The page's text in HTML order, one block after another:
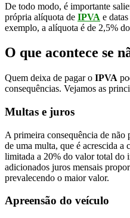
De todo modo, é importante
própria alíquota de IPVA e
exemplo, a alíquota é de 2,5%
O que acontece se
Quem deixa de pagar o IPVA
consequências. Vejamos as
Multas e juros
A primeira consequência de não
de uma multa, que é acrescida a
limitada a 20% do valor total do
adicionados juros mensais
prevalecendo o maior valor.
Apreensão do veículo